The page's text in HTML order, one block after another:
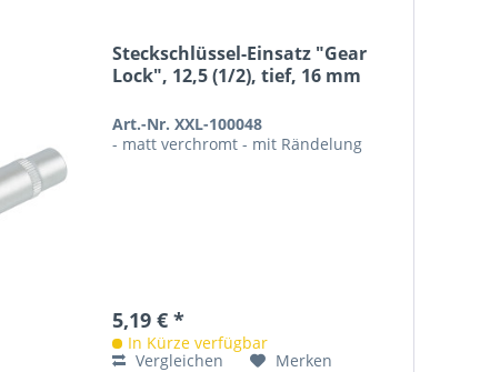
Steckschlüssel-Einsatz "Gear
Lock", 12,5 (1/2), tief, 16 mm
Art.-Nr. XXL-100048
- matt verchromt - mit Rändelung
5,19 € *
In Kürze verfügbar
Vergleichen
Merken